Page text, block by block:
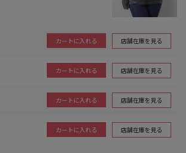
カートに入れる 店舗在庫を見る
カートに入れる 店舗在庫を見る
カートに入れる 店舗在庫を見る
カートに入れる 店舗在庫を見る